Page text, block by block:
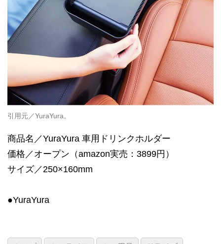
引用元／YuraYura。
商品名／YuraYura 車用ドリンクホルダー
価格／オープン（amazon実売：3899円）
サイズ／250×160mm
●YuraYura